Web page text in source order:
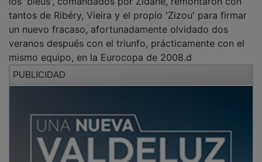
tantos de Ribéry, Vieira y el propio 'Zizou' para firmar
un nuevo fracaso, afortunadamente olvidado dos
veranos después con el triunfo, prácticamente con el
mismo equipo, en la Eurocopa de 2008.d
PUBLICIDAD